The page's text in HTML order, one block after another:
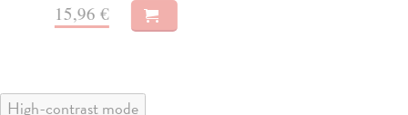
15,96 €
High-contrast mode